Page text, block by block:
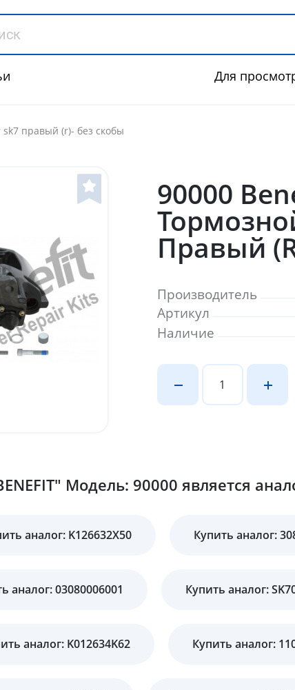
Для
правый (r)- без скобы
90000
Правый
Производитель
Артикул
Наличие
Модель: 90000 является
аналог: K126632X50 Купить аналог:
аналог: 03080006001 Купить аналог:
аналог: K012634K62 Купить аналог: